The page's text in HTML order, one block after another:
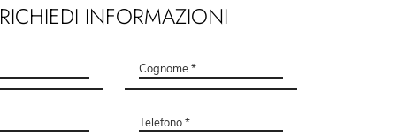
RICHIEDI INFORMAZIONI